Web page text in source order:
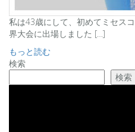
私は43歳にして、初めてミセス
界大会に出場しました […]
もっと読む
検索
検索